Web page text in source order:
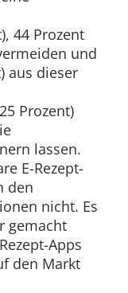
44 Prozent
und
aus dieser
Prozent)
lassen.
E-Rezept-
den
nicht. Es
gemacht
Apps
den Markt